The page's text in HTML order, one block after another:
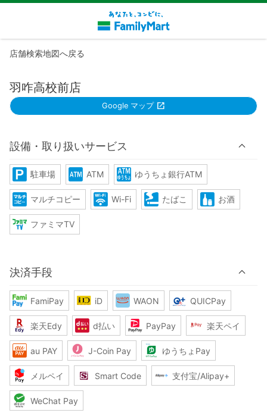
店舗検索地図へ戻る
羽咋高校前店
Google マップ
設備・取り扱いサービス
駐車場 ATM ゆうちょ銀行ATM
マルチコピー Wi-Fi たばこ お酒
ファミマTV
決済手段
FamiPay iD WAON QUICPay
楽天Edy d払い PayPay 楽天ペイ
au PAY J-Coin Pay ゆうちょPay
メルペイ Smart Code 支付宝/Alipay+
WeChat Pay